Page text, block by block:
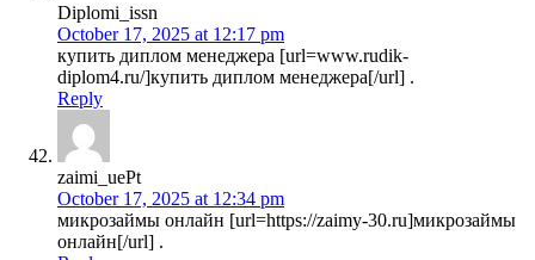
Diplomi_issn
October 17, 2025 at 12:17 pm
купить диплом менеджера [url=www.rudik-
diplom4.ru/]купить диплом менеджера[/url] .
Reply
zaimi_uePt
October 17, 2025 at 12:34 pm
микрозаймы онлайн [url=https://zaimy-30.ru]микрозаймы
онлайн[/url] .